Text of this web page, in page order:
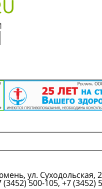
ул. Суходольская,
(3452) 500-105, +7 (3452)